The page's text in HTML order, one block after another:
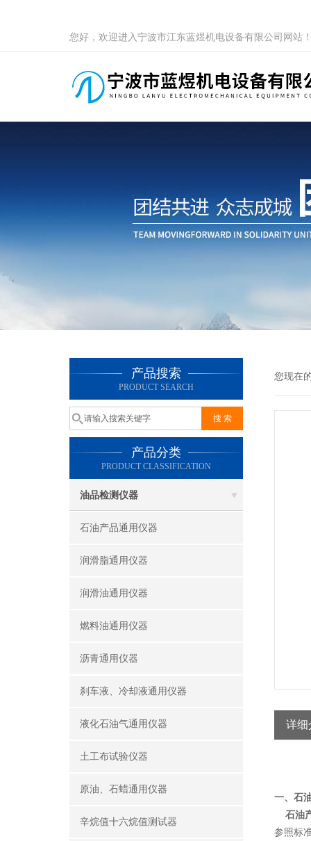
您好，欢迎进入宁波市江东蓝煜机电设备有限公司网站
产品搜索
PRODUCT SEARCH
产品分类
PRODUCT CLASSIFICATION
油品检测仪器
石油产品通用仪器
润滑脂通用仪器
润滑油通用仪器
燃料油通用仪器
沥青通用仪器
刹车液、冷却液通用仪器
液化石油气通用仪器
土工布试验仪器
原油、石蜡通用仪器
辛烷值十六烷值测试器
您现在
详细
一、石
石油
参照标